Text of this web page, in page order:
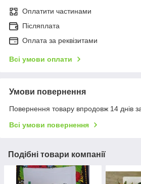
Оплатити частинами
Післяплата
Оплата за реквізитами
Всі умови оплати
Умови повернення
Повернення товару впродовж 14 днів
Всі умови повернення
Подібні товари компанії